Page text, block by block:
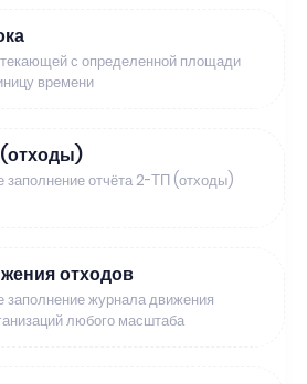
с определенной площади
времени
заполнение отчёта 2-ТП (отходы)
отходов
заполнение журнала движения
любого масштаба